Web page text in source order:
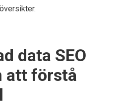
data SEO
att förstå